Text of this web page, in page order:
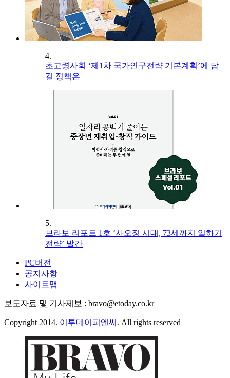
4.
초고령사회 ‘제1차 국가인구전략 기본계획’에 담
길 정책은
5.
브라보 리포트 1호 ‘사오정 시대, 73세까지 일하기
전략’ 발간
PC버전
공지사항
사이트맵
보도자료 및 기사제보 : bravo@etoday.co.kr
Copyright 2014. 이투데이피엔씨 . All rights reserved